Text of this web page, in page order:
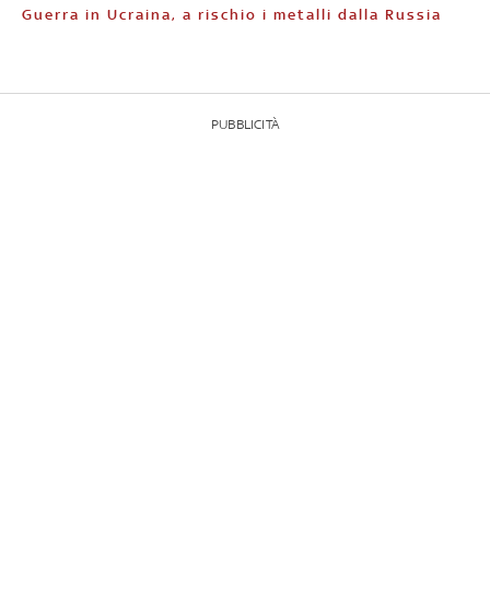
Guerra in Ucraina, a rischio i metalli dalla Russia
PUBBLICITÀ